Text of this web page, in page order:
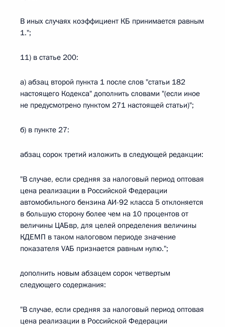
В иных случаях коэффициент КБ принимается равным
1.";
11) в статье 200:
а) абзац второй пункта 1 после слов "статьи 182
настоящего Кодекса" дополнить словами "(если иное
не предусмотрено пунктом 271 настоящей статьи)";
б) в пункте 27:
абзац сорок третий изложить в следующей редакции:
"В случае, если средняя за налоговый период оптовая
цена реализации в Российской Федерации
автомобильного бензина АИ-92 класса 5 отклоняется
в большую сторону более чем на 10 процентов от
величины ЦАБвр, для целей определения величины
КДЕМП в таком налоговом периоде значение
показателя VАБ признается равным нулю.";
дополнить новым абзацем сорок четвертым
следующего содержания:
"В случае, если средняя за налоговый период оптовая
цена реализации в Российской Федерации